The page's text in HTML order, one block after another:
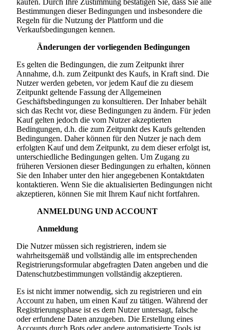
kaufen. Durch Ihre Zustimmung bestätigen Sie, dass Sie alle
Bestimmungen dieser Bedingungen und insbesondere die
Regeln für die Nutzung der Plattform und die
Verkaufsbedingungen kennen.
Änderungen der vorliegenden Bedingungen
Es gelten die Bedingungen, die zum Zeitpunkt ihrer
Annahme, d.h. zum Zeitpunkt des Kaufs, in Kraft sind. Die
Nutzer werden gebeten, vor jedem Kauf die zu diesem
Zeitpunkt geltende Fassung der Allgemeinen
Geschäftsbedingungen zu konsultieren. Der Inhaber behält
sich das Recht vor, diese Bedingungen zu ändern. Für jeden
Kauf gelten jedoch die vom Nutzer akzeptierten
Bedingungen, d.h. die zum Zeitpunkt des Kaufs geltenden
Bedingungen. Daher können für den Nutzer je nach dem
erfolgten Kauf und dem Zeitpunkt, zu dem dieser erfolgt ist,
unterschiedliche Bedingungen gelten. Um Zugang zu
früheren Versionen dieser Bedingungen zu erhalten, können
Sie den Inhaber unter den hier angegebenen Kontaktdaten
kontaktieren. Wenn Sie die aktualisierten Bedingungen nicht
akzeptieren, können Sie mit Ihrem Kauf nicht fortfahren.
ANMELDUNG UND ACCOUNT
Anmeldung
Die Nutzer müssen sich registrieren, indem sie
wahrheitsgemäß und vollständig alle im entsprechenden
Registrierungsformular abgefragten Daten angeben und die
Datenschutzbestimmungen vollständig akzeptieren.
Es ist nicht immer notwendig, sich zu registrieren und ein
Account zu haben, um einen Kauf zu tätigen. Während der
Registrierungsphase ist es dem Nutzer untersagt, falsche
oder erfundene Daten anzugeben. Die Erstellung eines